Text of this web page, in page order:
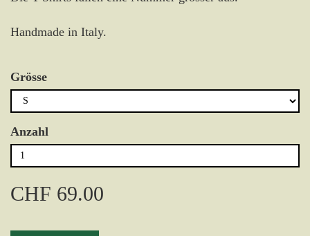
Handmade in Italy.
Grösse
Anzahl
CHF 69.00